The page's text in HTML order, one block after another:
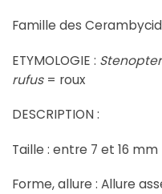
Famille des
ETYMOLOGIE :
rufus= roux
DESCRIPTION :
Taille : entre 7 et 16 mm
Forme, allure : Allure